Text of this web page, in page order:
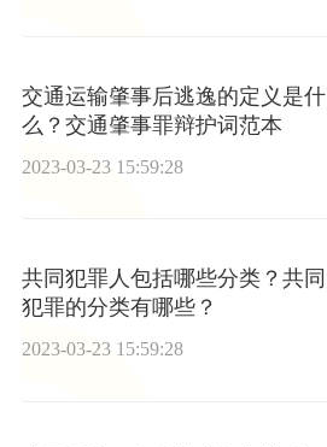
交通运输肇事后逃逸的定义是什
么？交通肇事罪辩护词范本
2023-03-23 15:59:28
共同犯罪人包括哪些分类？共同
犯罪的分类有哪些？
2023-03-23 15:59:28